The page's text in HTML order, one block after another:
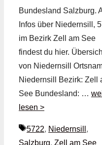
Bundesland Salzburg.
Infos über Niedernsill,
im Bezirk Zell am See
findest du hier.
von Niedernsill
Niedernsill Bezirk: Zell
See Bundesland: …
lesen >
Schlagwörter
5722, Niedernsill ,
Salzburg, Zell am See